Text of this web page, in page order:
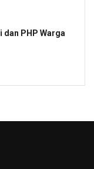
dan PHP Warga